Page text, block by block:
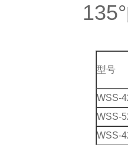
型号
WSS-
WSS-
WSS-